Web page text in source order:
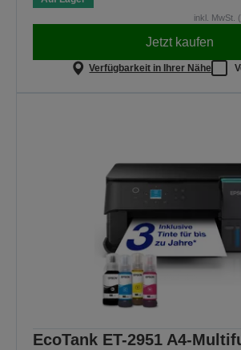
inkl. MwSt.
Jetzt kaufen
Verfügbarkeit in Ihrer Nähe
EcoTank ET-2951 A4-